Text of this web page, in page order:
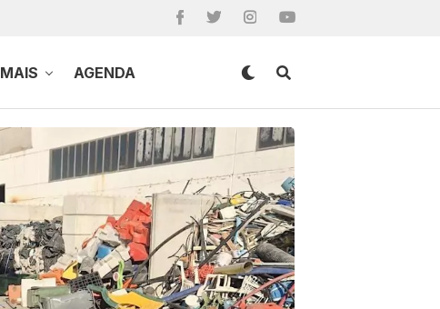
MAIS AGENDA